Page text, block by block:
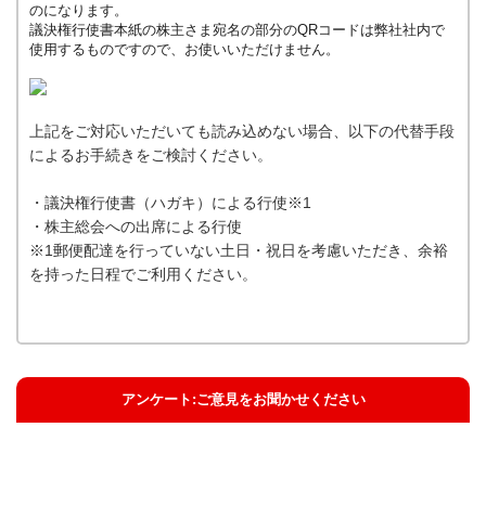
のになります。
議決権行使書本紙の株主さま宛名の部分のQRコードは弊社社内で
使用するものですので、お使いいただけません。
上記をご対応いただいても読み込めない場合、以下の代替手段
によるお手続きをご検討ください。
・議決権行使書（ハガキ）による行使※1
・株主総会への出席による行使
※1郵便配達を行っていない土日・祝日を考慮いただき、余裕
を持った日程でご利用ください。
アンケート:ご意見をお聞かせください